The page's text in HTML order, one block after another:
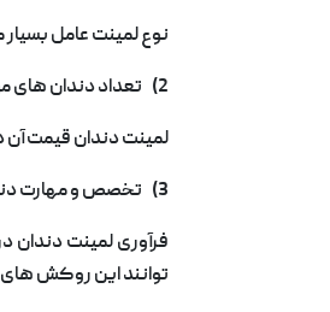
نوع لمینت عامل
2) تعداد دندان های مورد درمان برای لمینت
لمینت دندان قیمتآن
3) تخصص و مهارت دندانپزشک
فرآوری لمینت
توانند این روکش های